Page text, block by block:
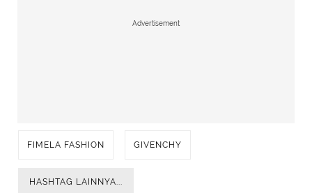
Advertisement
FIMELA FASHION GIVENCHY
HASHTAG LAINNYA...